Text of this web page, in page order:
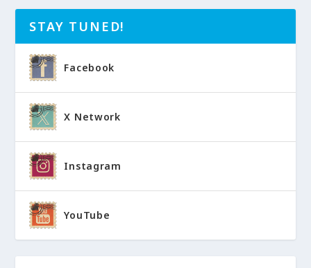
STAY TUNED!
Facebook
X Network
Instagram
YouTube